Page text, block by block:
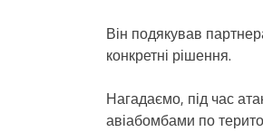
Він подякував
конкретні рішення.
Нагадаємо, під час
авіабомбами по